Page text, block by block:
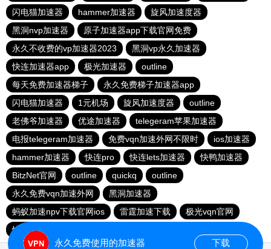
闪电猫加速器
hammer加速器
旋风加速度器
黑洞nvp加速器
原子加速器app下载官网免费
永久不收费的vp加速器2023
黑洞vp永久加速器
快连加速器app
极光加速器
outline
每天免费加速器梯子
永久免费梯子加速器app
闪电猫加速器
1元机场 旋风加速度器
outline
老佛爷加速器
优途加速器
telegeram苹果加速器
电报telegeram加速器
免费vqn加速外网不限时
ios加速器
hammer加速器
快连pro 快连lets加速器
快鸭加速器
BitzNet官网
outline quickq
outline
永久免费vqn加速外网
黑洞加速器
蚂蚁加速npv下载官网ios
雷霆加速下载
极光vqn官网
快柠檬app下载
永久免费使用的加速器 下载